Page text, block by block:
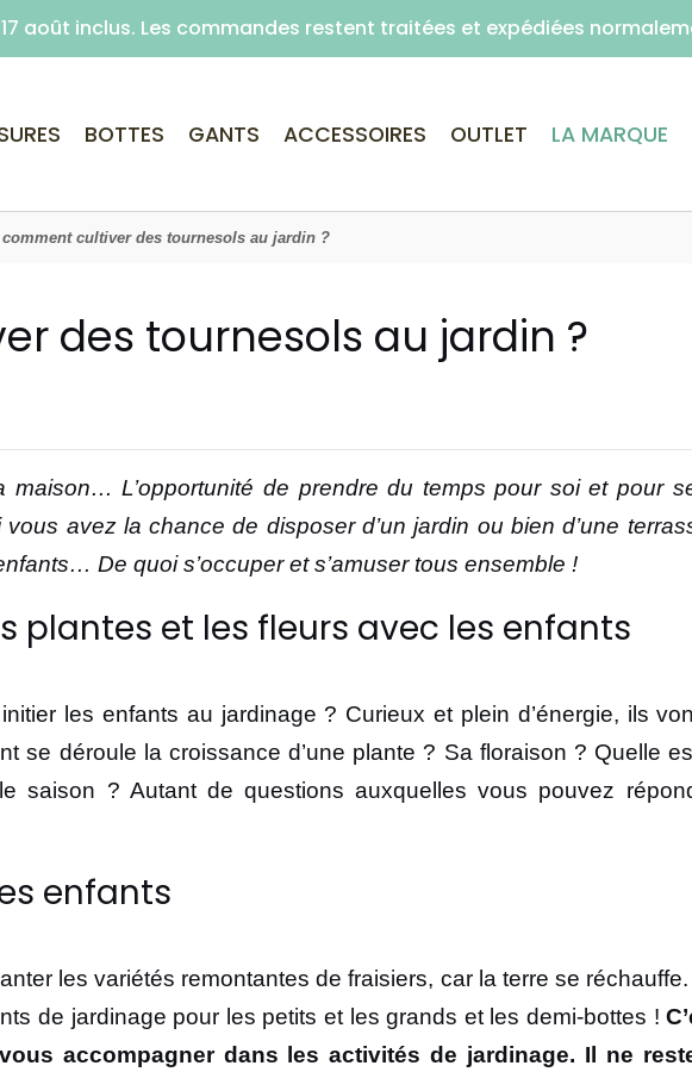
Livraison offerte dès 59€ d'achats (point relais)
BOTTES GANTS ACCESSOIRES OUTLET LA MARQUE
cultiver des tournesols au jardin ?
des tournesols au jardin ?
L’opportunité de prendre du temps pour soi et pour
avez la chance de disposer d’un jardin ou bien d’une
De quoi s’occuper et s’amuser tous ensemble !
plantes et les fleurs avec les enfants
les enfants au jardinage ? Curieux et plein d’énergie, ils
se déroule la croissance d’une plante ? Sa floraison ? Quelle
saison ? Autant de questions auxquelles vous pouvez
enfants
les variétés remontantes de fraisiers, car la terre se
de jardinage pour les petits et les grands et les demi-bottes !
accompagner dans les activités de jardinage. Il ne
août inclus. Les commandes restent traitées et expédiées